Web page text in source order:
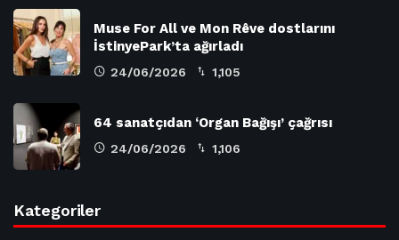
Muse For All ve Mon Rêve dostlarını
İstinyePark’ta ağırladı
24/06/2026 1,105
64 sanatçıdan ‘Organ Bağışı’ çağrısı
24/06/2026 1,106
Kategoriler